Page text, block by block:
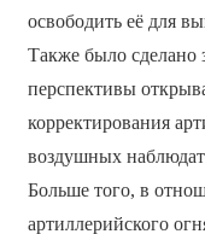
освободить её для
Также было сделано
перспективы
корректирования
воздушных
Больше того, в
артиллерийского